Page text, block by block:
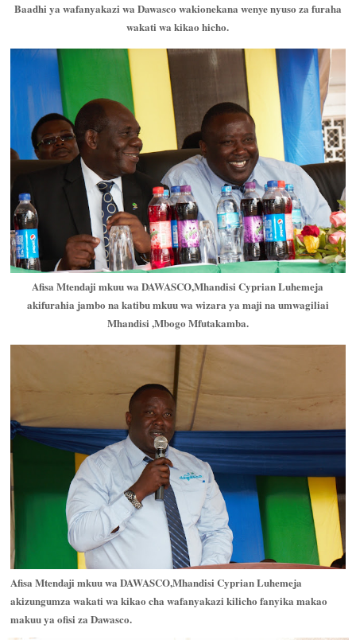
Baadhi ya wafanyakazi wa Dawasco wakionekana wenye nyuso za furaha
wakati wa kikao hicho.
Afisa Mtendaji mkuu wa DAWASCO,Mhandisi Cyprian Luhemeja
akifurahia jambo na katibu mkuu wa wizara ya maji na umwagiliai
Mhandisi ,Mbogo Mfutakamba.
Afisa Mtendaji mkuu wa DAWASCO,Mhandisi Cyprian Luhemeja
akizungumza wakati wa kikao cha wafanyakazi kilicho fanyika makao
makuu ya ofisi za Dawasco.